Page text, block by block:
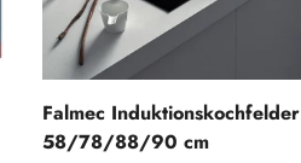
Falmec Induktionskochfelder
58/78/88/90 cm